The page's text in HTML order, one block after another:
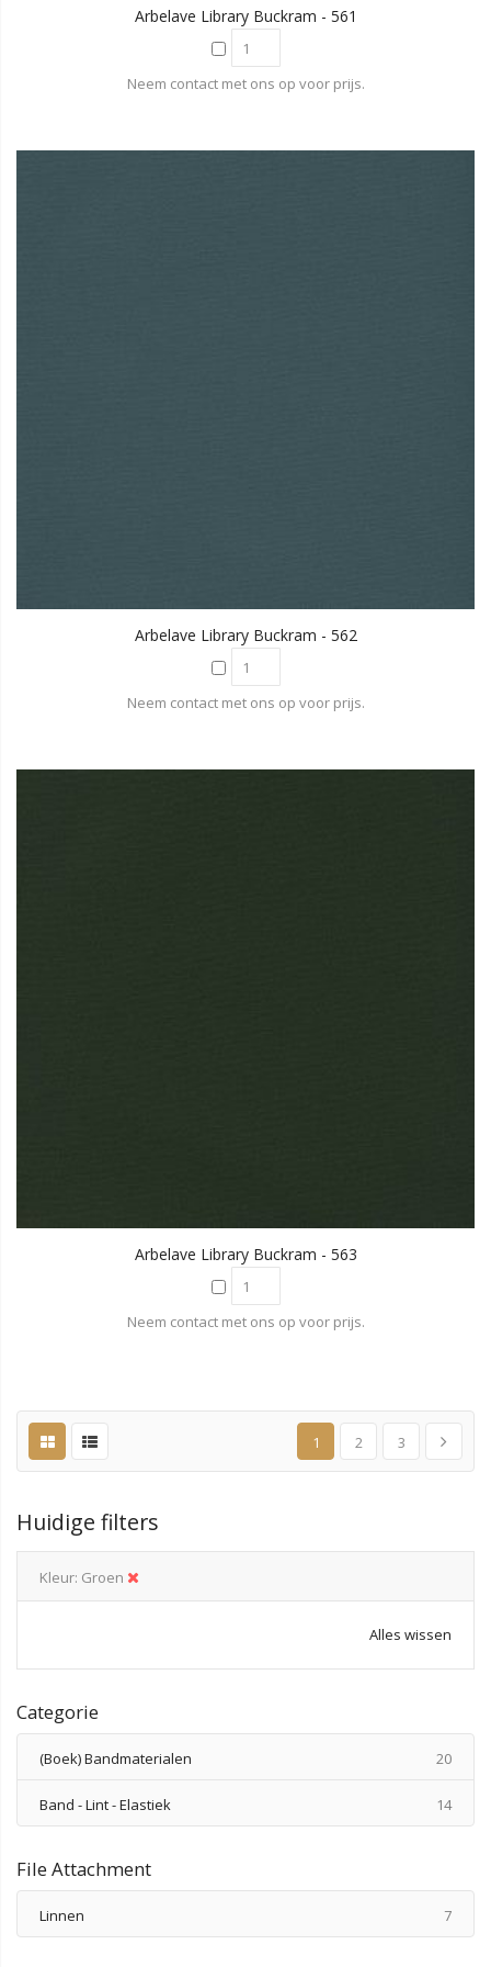
Arbelave Library Buckram - 561
Neem contact met ons op voor prijs.
Arbelave Library Buckram - 562
Neem contact met ons op voor prijs.
Arbelave Library Buckram - 563
Neem contact met ons op voor prijs.
1 2 3
Huidige filters
Kleur Groen
Alles wissen
Categorie
(Boek) Bandmaterialen 20
Band - Lint - Elastiek 14
File Attachment
Linnen 7